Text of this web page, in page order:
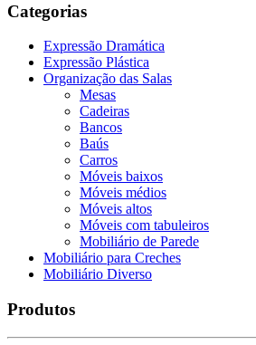
Categorias
Expressão Dramática
Expressão Plástica
Organização das Salas
Mesas
Cadeiras
Bancos
Baús
Carros
Móveis baixos
Móveis médios
Móveis altos
Móveis com tabuleiros
Mobiliário de Parede
Mobiliário para Creches
Mobiliário Diverso
Produtos